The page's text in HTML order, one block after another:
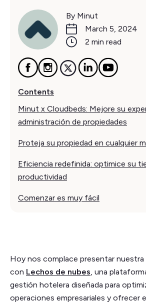
By Minut
March 5, 2024
2 min read
Contents
Minut x Cloudbeds: Mejore su
administración de propiedades
Proteja su propiedad en cualquier
Eficiencia redefinida: optimice su
productividad
Comenzar es muy fácil
Hoy nos complace presentar
con Lechos de nubes , una
gestión hotelera diseñada para
operaciones empresariales y ofrecer